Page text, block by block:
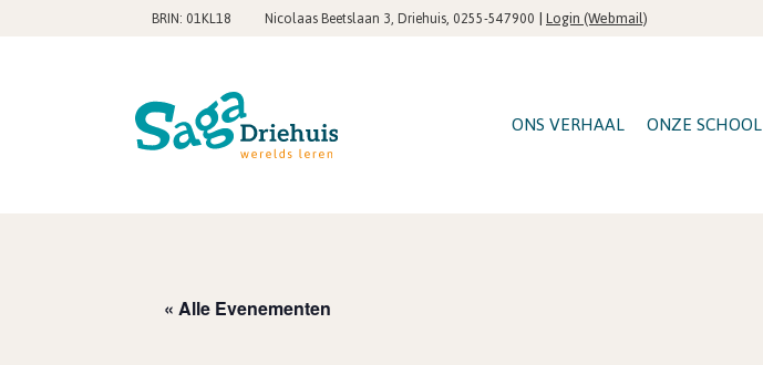
BRIN: 01KL18 Nicolaas Beetslaan 3, Driehuis, 0255-547900 |Login (Webmail)
ONS VERHAAL ONZE SCHOOL
« Alle Evenementen